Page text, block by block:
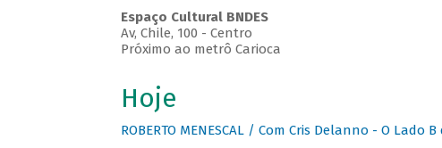
Espaço Cultural BNDES
Av, Chile, 100 - Centro
Próximo ao metrô Carioca
Hoje
ROBERTO MENESCAL / Com Cris Delanno - O Lado